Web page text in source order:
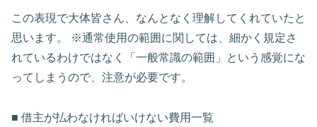
この表現で大体皆さん、なんとなく理解してくれていたと
思います。 ※通常使用の範囲に関しては、細かく規定さ
れているわけではなく「一般常識の範囲」という感覚にな
ってしまうので、注意が必要です。
■ 借主が払わなければいけない費用一覧